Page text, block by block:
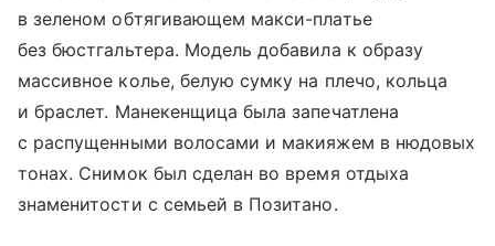
в зеленом обтягивающем макси-платье
без бюстгальтера. Модель добавила к образу
массивное колье, белую сумку на плечо, кольца
и браслет. Манекенщица была запечатлена
с распущенными волосами и макияжем в нюдовых
тонах. Снимок был сделан во время отдыха
знаменитости с семьей в Позитано.